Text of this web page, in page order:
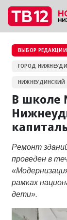
ВЫБОР РЕДАКЦИИ
ГОРОД
НИЖНЕУДИНСКИЙ
В школе
Ремонт
проведен в
рамках
дети».